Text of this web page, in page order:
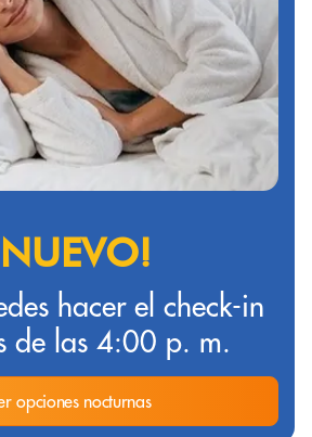
hacer el check-in
de las 4:00 p. m.
opciones nocturnas